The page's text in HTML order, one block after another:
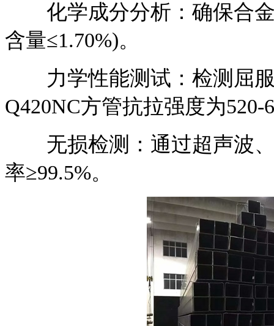
化学成分分析：确保合金
含量≤1.70%)。
力学性能测试：检测屈服
Q420NC方管抗拉强度为520-
无损检测：通过超声波、
率≥99.5%。